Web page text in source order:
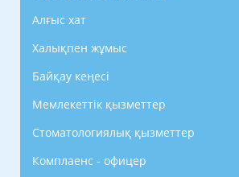
Алғыс хат
Халықпен жұмыс
Байқау кеңесі
Мемлекеттік қызметтер
Стоматологиялық қызметтер
Комплаенс - офицер